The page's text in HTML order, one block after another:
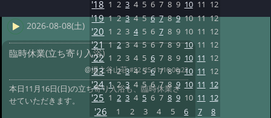
2026-08-08(土)
臨時休業(立ち寄り入浴)
@湯之谷山荘#52 '25 11/16 06:22
本日11月16日(日)の立ち寄り入浴も、臨時休業さ
せていただきます。
'18 1 2 3 4 5 6 7 8 9 10 11 12
'19 1 2 3 4 5 6 7 8 9 10 11 12
'20 1 2 3 4 5 6 7 8 9 10 11 12
'21 1 2 3 4 5 6 7 8 9 10 11 12
'22 1 2 3 4 5 6 7 8 9 10 11 12
'23 1 2 3 4 5 6 7 8 9 10 11 12
'24 1 2 3 4 5 6 7 8 9 10 11 12
'25 1 2 3 4 5 6 7 8 9 10 11 12
'26 1 2 3 4 5 6 7 8